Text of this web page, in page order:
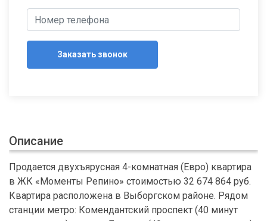
Заказать звонок
Описание
Продается двухъярусная 4-комнатная (Евро) квартира
в ЖК «Моменты Репино» стоимостью 32 674 864 руб.
Квартира расположена в Выборгском районе. Рядом
станции метро: Комендантский проспект (40 минут